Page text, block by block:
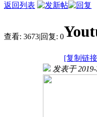
返回列表
查看: 3673|回复: 0
[复制链
发表于